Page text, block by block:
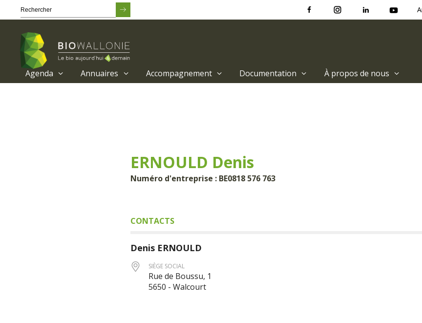
Agenda Annuaires Accompagnement Documentation À propos de nous
ERNOULD Denis
Numéro d'entreprise : BE0818 576 763
CONTACTS
Denis ERNOULD
SIÈGE SOCIAL
Rue de Boussu, 1
5650 - Walcourt